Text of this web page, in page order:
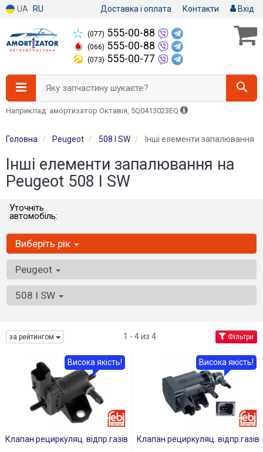
UA RU Доставка і оплата Контакти Вхід
(077) 555-00-88
(066) 555-00-88
(073) 555-00-77
Яку запчастину шукаєте?
Наприклад: амортизатор Октавія, 5Q0413023EQ
Головна Peugeot 508 I SW Інші елементи запалювання
Інші елементи запалювання на
Peugeot 508 I SW
Уточніть
автомобіль:
Виберіть рік
Peugeot
508 I SW
за рейтингом 1 - 4 из 4 Фільтри
Клапан рециркуляц. відпр.газів
Висока якість!
Клапан рециркуляц. відпр.газів
Висока якість!